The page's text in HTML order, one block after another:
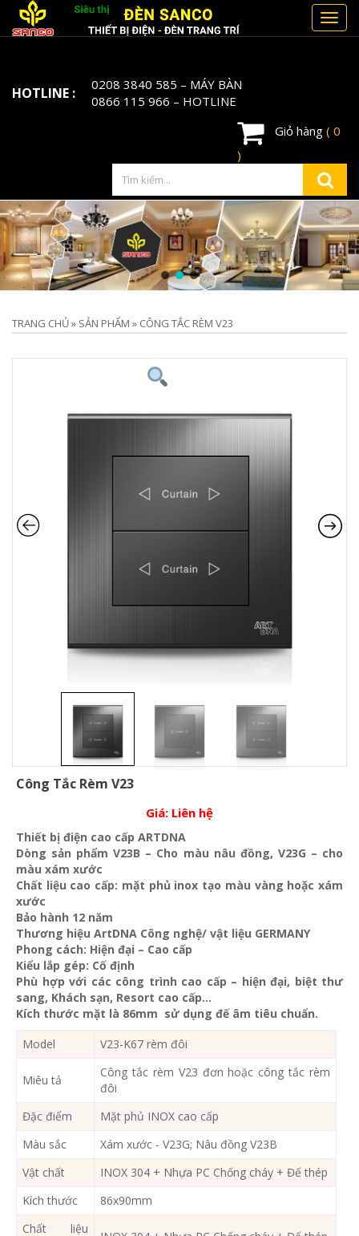
HOTLINE : 0208 3840 585 – MÁY BÀN
0866 115 966 – HOTLINE
Giỏ hàng ( 0
)
TRANG CHỦ» SẢN PHẨM » CÔNG TẮC RÈM V23
Công Tắc Rèm V23
Giá: Liên hệ
Thiết bị điện cao cấp ARTDNA
Dòng sản phẩm V23B – Cho màu nâu đồng, V23G – cho
màu xám xước
Chất liệu cao cấp: mặt phủ inox tạo màu vàng hoặc xám
xước
Bảo hành 12 năm
Thương hiệu ArtDNA Công nghệ/ vật liệu GERMANY
Phong cách: Hiện đại – Cao cấp
Kiểu lắp gép: Cố định
Phù hợp với các công trình cao cấp – hiện đại, biệt thư
sang, Khách sạn, Resort cao cấp…
Kích thước mặt là 86mm sử dụng đế âm tiêu chuẩn.
Model
V23-K67 rèm đôi
Miêu tả
Công tắc rèm V23 đơn hoặc công tắc rèm
đôi
Đặc điểm
Mặt phủ INOX cao cấp
Màu sắc
Xám xước - V23G; Nâu đồng V23B
Vật chất
INOX 304 + Nhựa PC Chống cháy + Đế thép
Kích thước
86x90mm
Chất liệu